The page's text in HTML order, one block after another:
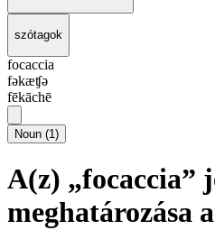
szótagok
focaccia
fəkæʧə
fēkāchē
Noun (1)
A(z) „focaccia”
meghatározása